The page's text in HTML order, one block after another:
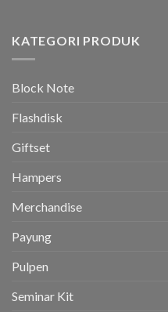
KATEGORI PRODUK
Block Note
Flashdisk
Giftset
Hampers
Merchandise
Payung
Pulpen
Seminar Kit